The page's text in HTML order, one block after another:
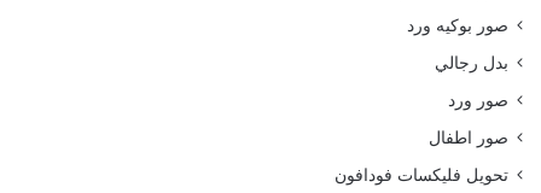
صور بوكيه ورد
بدل رجالي
صور ورد
صور اطفال
تحويل فليكسات فودافون